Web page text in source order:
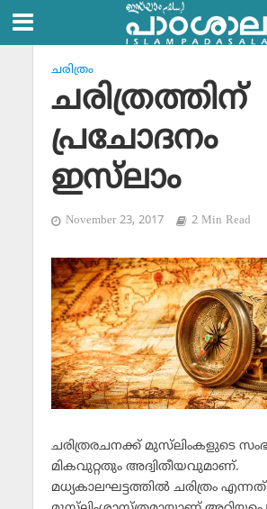
ചരിത്രം
ചരിത്രത്തിന്
പ്രചോദനം
ഇസ്‌ലാം
November 23, 2017 2 Min Read
ചരിത്രരചനക്ക് മുസ്‌ലിംകളുടെ
മികവുറ്റതും അദ്വിതീയവുമാണ്.
മധ്യകാലഘട്ടത്തില്‍ ചരിത്രം